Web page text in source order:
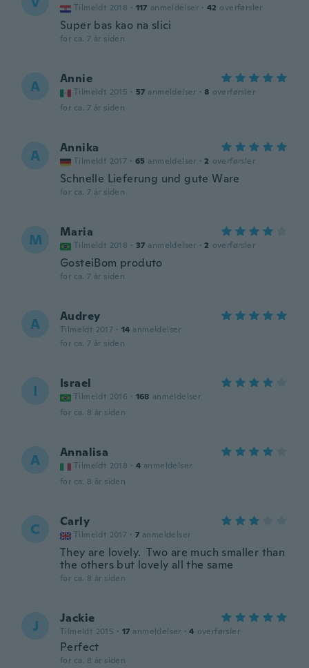
Tilmeldt 2018 · 117 anmeldelser · 42 overførsler
Super bas kao na slici
for ca. 7 år siden
A Annie
Tilmeldt 2015 · 57 anmeldelser · 8 overførsler
for ca. 7 år siden
A Annika
Tilmeldt 2017 · 65 anmeldelser · 2 overførsler
Schnelle Lieferung und gute Ware
for ca. 7 år siden
M Maria
Tilmeldt 2018 · 37 anmeldelser · 2 overførsler
GosteiBom produto
for ca. 7 år siden
A Audrey
Tilmeldt 2017 · 14 anmeldelser
for ca. 7 år siden
I Israel
Tilmeldt 2016 · 168 anmeldelser
for ca. 8 år siden
A Annalisa
Tilmeldt 2018 · 4 anmeldelser
for ca. 8 år siden
C Carly
Tilmeldt 2017 · 7 anmeldelser
They are lovely. Two are much smaller than
the others but lovely all the same
for ca. 8 år siden
J Jackie
Tilmeldt 2015 · 17 anmeldelser · 4 overførsler
Perfect
for ca. 8 år siden